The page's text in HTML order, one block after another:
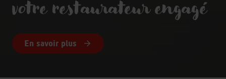
votre restaurateur engagé
En savoir plus